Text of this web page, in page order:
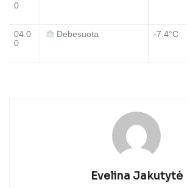
0
04:0
0
Debesuota -7.4°C
Evelina Jakutytė